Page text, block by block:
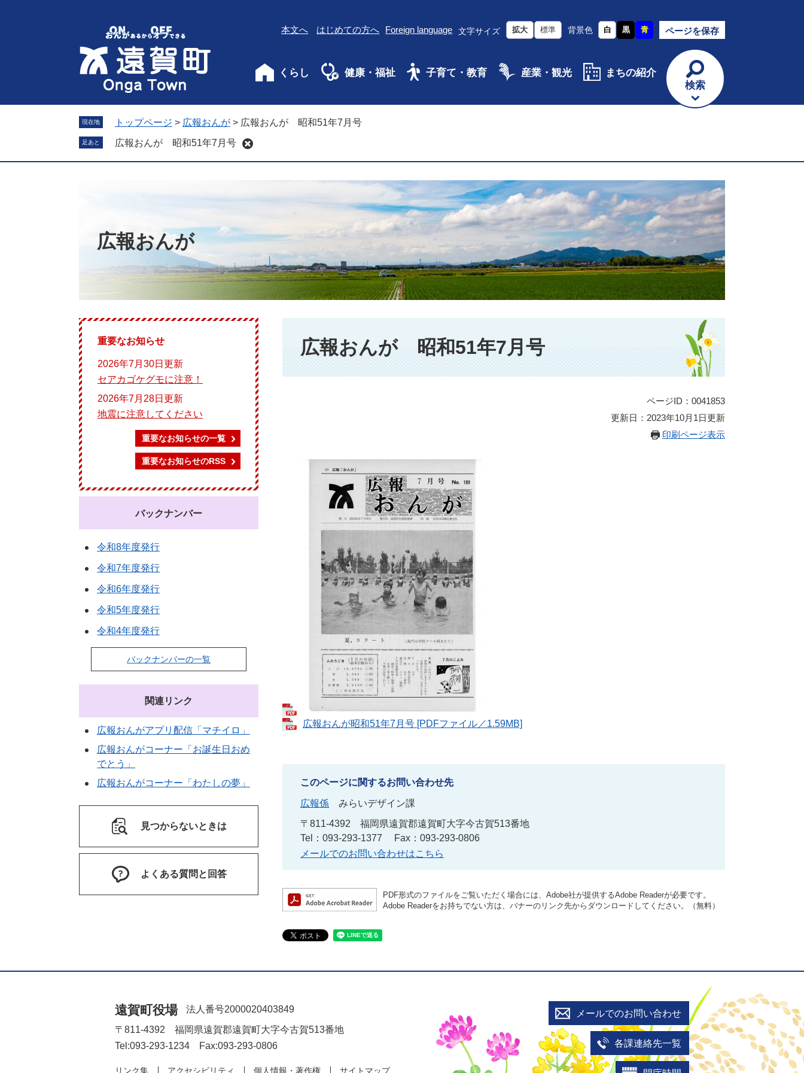
す
し
へ
本文へ はじめての方へ Foreign language 文字サイズ 拡大 標準 背景色 白 黒 青 ページを保存
くらし 健康・福祉 子育て・教育 産業・観光
まちの紹介
検索
現在地 トップページ > 広報おんが > 広報おんが 昭和51年7月号
足あと 広報おんが 昭和51年7月号
広報おんが
広報おんが 昭和51年7月号
ページID：0041853
更新日：2023年10月1日更新
印刷ページ表示
広報おんが昭和51年7月号 [PDFファイル／1.59MB]
このページに関するお問い合わせ先
広報係
みらいデザイン課
〒811-4392
福岡県遠賀郡遠賀町大字今古賀513番地
Tel：093-293-1377
Fax：093-293-0806
メールでのお問い合わせはこちら
PDF形式のファイルをご覧いただく場合には、Adobe社が提供するAdobe Readerが必要です。
Adobe Readerをお持ちでない方は、バナーのリンク先からダウンロードしてください。（無料）
重要なお知らせ
2026年7月30日更新
セアカゴケグモに注意！
2026年7月28日更新
地震に注意してください
重要なお知らせの一覧
重要なお知らせのRSS
バックナンバー
令和8年度発行
令和7年度発行
令和6年度発行
令和5年度発行
令和4年度発行
バックナンバーの一覧
関連リンク
広報おんがアプリ配信「マチイロ」
広報おんがコーナー「お誕生日おめ
でとう」
広報おんがコーナー「わたしの夢」
見つからないときは
よくある質問と回答
遠賀町役場
法人番号2000020403849
〒811-4392 福岡県遠賀郡遠賀町大字今古賀513番地
Tel:093-293-1234 Fax:093-293-0806
リンク集 アクセシビリティ 個人情報・著作権 サイトマップ
メールでのお問い合わせ
各課連絡先一覧